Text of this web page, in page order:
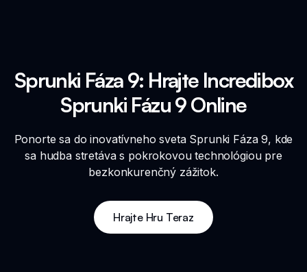
Sprunki Fáza 9: Hrajte Incredibox
Sprunki Fázu 9 Online
Ponorte sa do inovatívneho sveta Sprunki Fáza 9, kde
sa hudba stretáva s pokrokovou technológiou pre
bezkonkurenčný zážitok.
Hrajte Hru Teraz